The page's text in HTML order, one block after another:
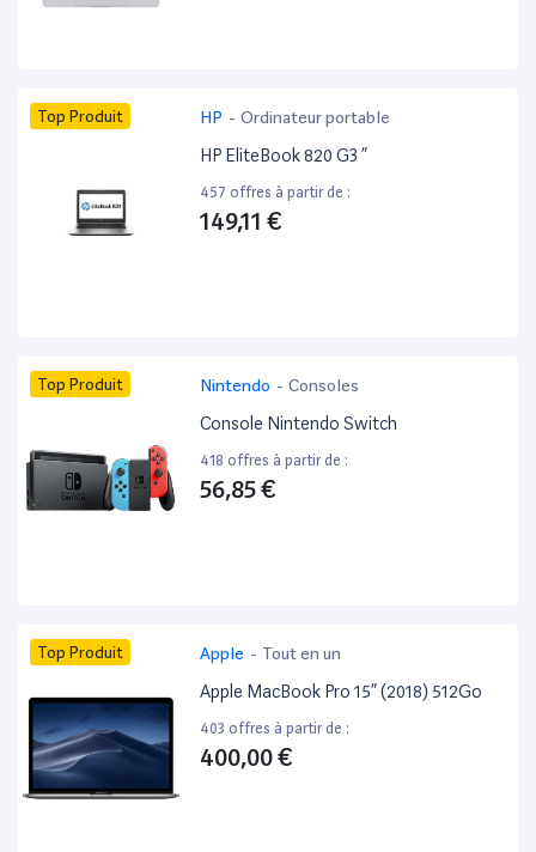
Top Produit HP - Ordinateur portable
HP EliteBook 820 G3 ”
457 offres à partir de :
149,11 €
Top Produit Nintendo - Consoles
Console Nintendo Switch
418 offres à partir de :
56,85 €
Top Produit Apple - Tout en un
Apple MacBook Pro 15” (2018) 512Go
403 offres à partir de :
400,00 €